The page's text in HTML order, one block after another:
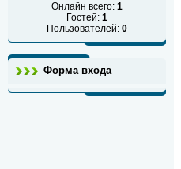
Онлайн всего: 1
Гостей: 1
Пользователей: 0
Форма входа